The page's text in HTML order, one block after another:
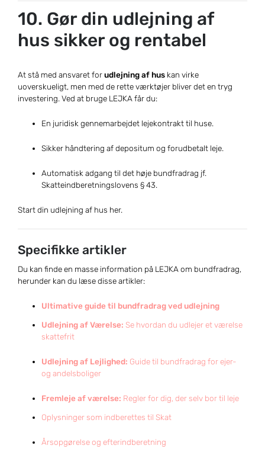
10. Gør din udlejning af
hus sikker og rentabel
At stå med ansvaret forudlejning af hus kan virke
uoverskueligt, men med de rette værktøjer bliver det en tryg
investering. Ved at bruge LEJKA får du:
En juridisk gennemarbejdet lejekontrakt til huse.
Sikker håndtering af depositum og forudbetalt leje.
Automatisk adgang til det høje bundfradrag jf.
Skatteindberetningslovens § 43.
Start din udlejning af hus her.
Specifikke artikler
Du kan finde en masse information på LEJKA om bundfradrag,
herunder kan du læse disse artikler:
Ultimative guide til bundfradrag ved udlejning
Udlejning af Værelse: Se hvordan du udlejer et værelse
skattefrit
Udlejning af Lejlighed: Guide til bundfradrag for ejer-
og andelsboliger
Fremleje af værelse: Regler for dig, der selv bor til leje
Oplysninger som indberettes til Skat
Årsopgørelse og efterindberetning